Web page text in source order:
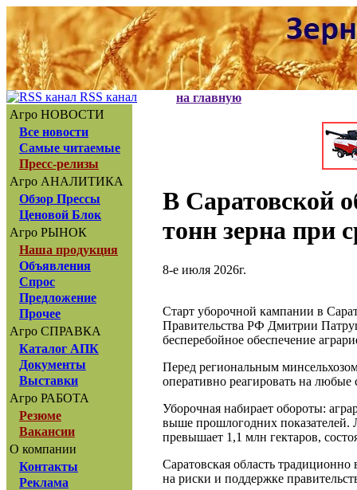
RSS канал
Агро НОВОСТИ
Все новости
Самые читаемые
Пресс-релизы
Агро АНАЛИТИКА
Обзор Прессы
Ценовой Блок
Агро РЫНОК
Наша продукция
Объявления
Спрос
Предложение
Прочее
Агро СПРАВКА
Каталог АПК
Документы
Выставки
Агро РАБОТА
Резюме
Вакансии
О компании
Контакты
Реклама
на главную
В Саратовской
тонн зерна при
8-е июля 2026г.
Старт уборочной кампании в
Правительства РФ Дмитрии
бесперебойное обеспечение
Перед региональным
оперативно реагировать на
Уборочная набирает обороты:
выше прошлогодних
превышает 1,1 млн гектаров,
Саратовская область
на риски и поддержке